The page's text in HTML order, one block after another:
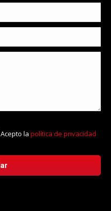
Acepto lapolítica de privacidad